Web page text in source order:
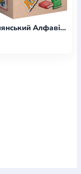
Християнський Алфавіт дитячий